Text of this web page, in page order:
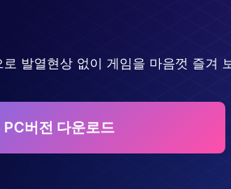
발열현상 없이 게임을 마음껏 즐겨
버전 다운로드